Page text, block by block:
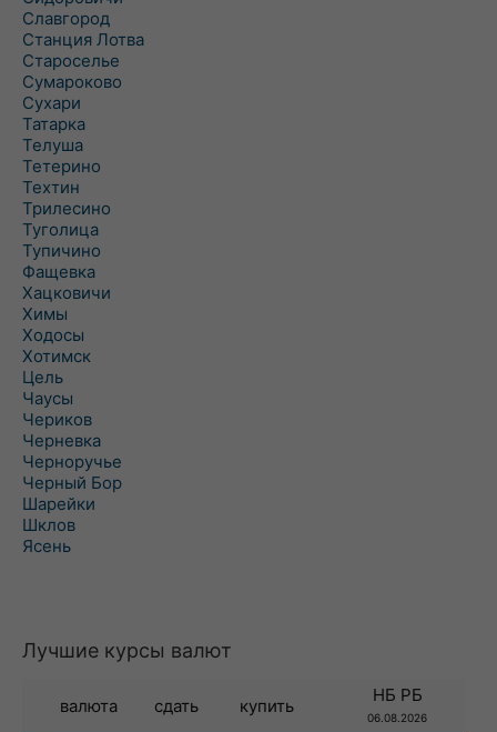
Славгород
Станция Лотва
Староселье
Сумароково
Сухари
Татарка
Телуша
Тетерино
Техтин
Трилесино
Туголица
Тупичино
Фащевка
Хацковичи
Химы
Ходосы
Хотимск
Цель
Чаусы
Чериков
Черневка
Черноручье
Черный Бор
Шарейки
Шклов
Ясень
Лучшие курсы валют
валюта сдать купить
НБ РБ
06.08.2026